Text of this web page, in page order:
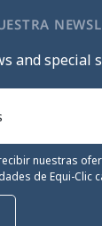
and special
nuestras
de Equi-Clic